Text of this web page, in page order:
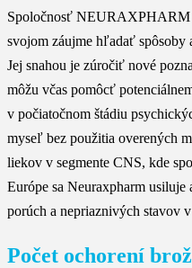
Spoločnosť NEURAXPHARM
svojom záujme hľadať spôsoby
Jej snahou je zúročiť nové
môžu včas pomôcť
v počiatočnom štádiu
myseľ bez použitia overených
liekov v segmente CNS, kde
Európe sa Neuraxpharm
porúch a nepriaznivých stavov
Počet ochorení